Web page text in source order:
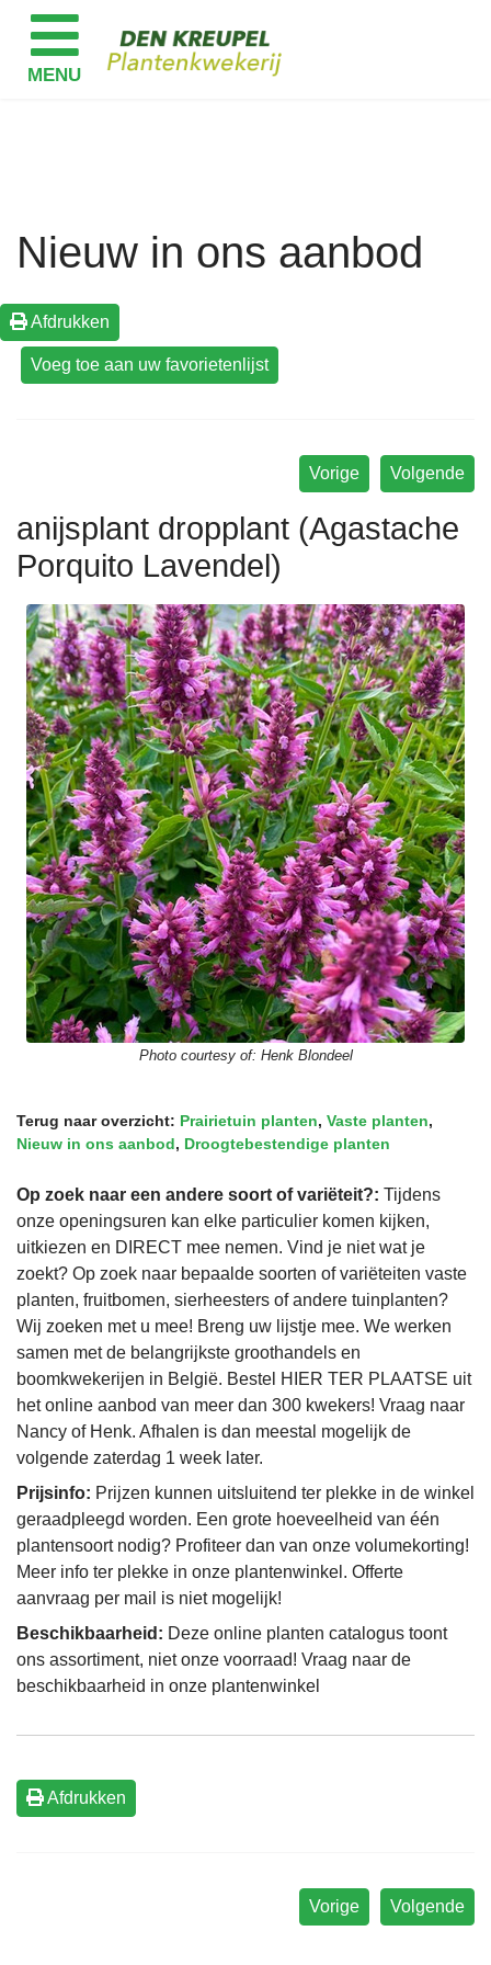
Nieuw in ons aanbod
Afdrukken
Volgende
Vorige
anijsplant dropplant (Agastache
Porquito Lavendel)
Photo courtesy of: Henk Blondeel
Terug naar overzicht: Prairietuin planten, Vaste planten,
Nieuw in ons aanbod, Droogtebestendige planten
Op zoek naar een andere soort of variëteit?: Tijdens
onze openingsuren kan elke particulier komen kijken,
uitkiezen en DIRECT mee nemen. Vind je niet wat je
zoekt? Op zoek naar bepaalde soorten of variëteiten vaste
planten, fruitbomen, sierheesters of andere tuinplanten?
Wij zoeken met u mee! Breng uw lijstje mee. We werken
samen met de belangrijkste groothandels en
boomkwekerijen in België. Bestel HIER TER PLAATSE uit
het online aanbod van meer dan 300 kwekers! Vraag naar
Nancy of Henk. Afhalen is dan meestal mogelijk de
volgende zaterdag 1 week later.
Prijsinfo: Prijzen kunnen uitsluitend ter plekke in de winkel
geraadpleegd worden. Een grote hoeveelheid van één
plantensoort nodig? Profiteer dan van onze volumekorting!
Meer info ter plekke in onze plantenwinkel. Offerte
aanvraag per mail is niet mogelijk!
Beschikbaarheid: Deze online planten catalogus toont
ons assortiment, niet onze voorraad! Vraag naar de
beschikbaarheid in onze plantenwinkel
Afdrukken
Volgende
Vorige